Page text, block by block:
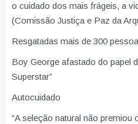
o cuidado dos mais frágeis, a
(Comissão Justiça e Paz da
Resgatadas mais de 300
Boy George afastado do papel
Superstar”
Autocuidado
“A seleção natural não premiou